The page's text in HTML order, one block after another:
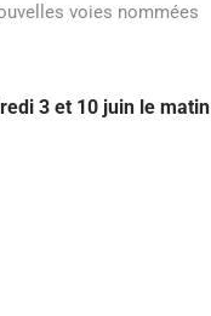
voies nommées
3 et 10 juin le matin